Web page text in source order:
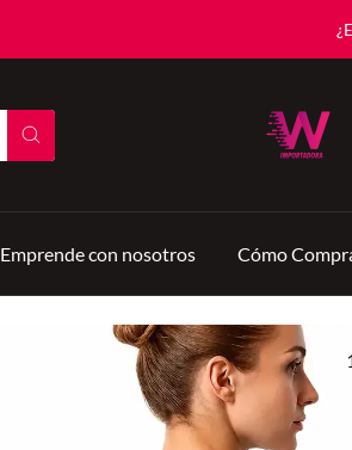
Emprende con nosotros Cómo